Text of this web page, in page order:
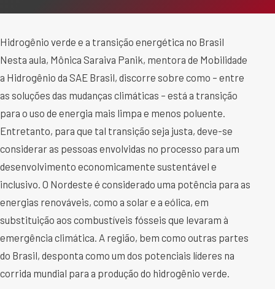
Hidrogênio verde e a transição energética no Brasil
Nesta aula, Mônica Saraiva Panik, mentora de Mobilidade
a Hidrogênio da SAE Brasil, discorre sobre como – entre
as soluções das mudanças climáticas – está a transição
para o uso de energia mais limpa e menos poluente.
Entretanto, para que tal transição seja justa, deve-se
considerar as pessoas envolvidas no processo para um
desenvolvimento economicamente sustentável e
inclusivo. O Nordeste é considerado uma potência para as
energias renováveis, como a solar e a eólica, em
substituição aos combustíveis fósseis que levaram à
emergência climática. A região, bem como outras partes
do Brasil, desponta como um dos potenciais líderes na
corrida mundial para a produção do hidrogênio verde.